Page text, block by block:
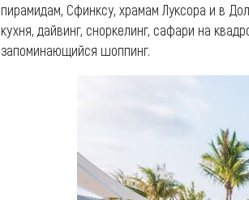
пирамидам, Сфинксу, храмам Луксора и в
кухня, дайвинг, сноркелинг, сафари на
запоминающийся шоппинг.